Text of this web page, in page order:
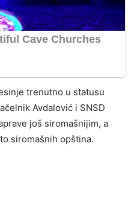
trenutno u statusu
Avdalović i SNSD
još siromašnijim, a
siromašnih opština.